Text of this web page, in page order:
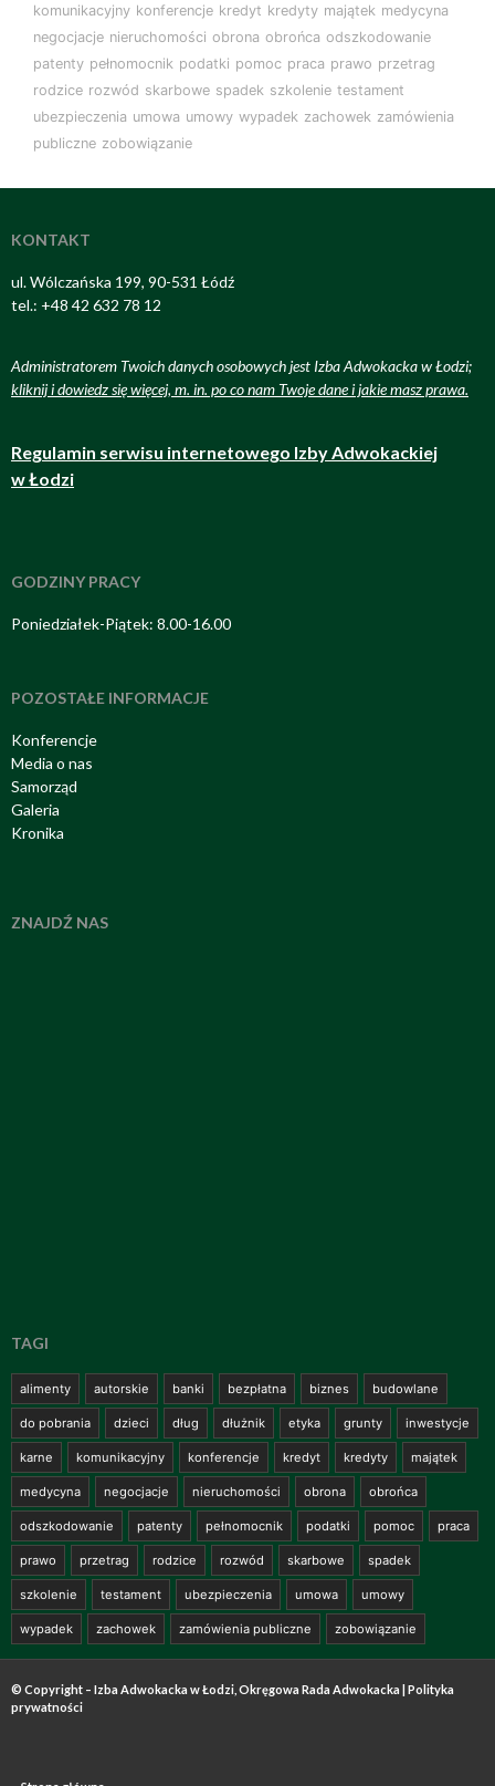
komunikacyjny konferencje kredyt kredyty majątek medycyna
negocjacje nieruchomości obrona obrońca odszkodowanie
patenty pełnomocnik podatki pomoc praca prawo przetrag
rodzice rozwód skarbowe spadek szkolenie testament
ubezpieczenia umowa umowy wypadek zachowek zamówienia
publiczne zobowiązanie
KONTAKT
ul. Wólczańska 199, 90-531 Łódź
tel.: +48 42 632 78 12
Administratorem Twoich danych osobowych jest Izba Adwokacka w Łodzi;
kliknij i dowiedz się więcej, m. in. po co nam Twoje dane i jakie masz prawa.
Regulamin serwisu internetowego Izby Adwokackiej
w Łodzi
GODZINY PRACY
Poniedziałek-Piątek: 8.00-16.00
POZOSTAŁE INFORMACJE
Konferencje
Media o nas
Samorząd
Galeria
Kronika
ZNAJDŹ NAS
TAGI
alimenty autorskie banki bezpłatna biznes budowlane
do pobrania dzieci dług dłużnik etyka grunty inwestycje
karne komunikacyjny konferencje kredyt kredyty majątek
medycyna negocjacje nieruchomości obrona obrońca
odszkodowanie patenty pełnomocnik podatki pomoc praca
prawo przetrag rodzice rozwód skarbowe spadek
szkolenie testament ubezpieczenia umowa umowy
wypadek zachowek zamówienia publiczne zobowiązanie
© Copyright – Izba Adwokacka w Łodzi, Okręgowa Rada Adwokacka | Polityka
prywatności